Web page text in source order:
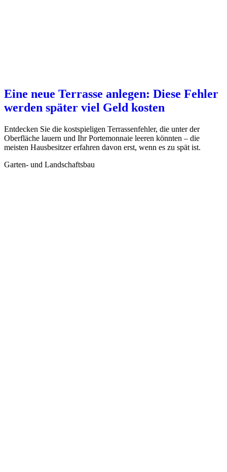
Eine neue Terrasse anlegen: Diese Fehler
werden später viel Geld kosten
Entdecken Sie die kostspieligen Terrassenfehler, die unter der
Oberfläche lauern und Ihr Portemonnaie leeren könnten – die
meisten Hausbesitzer erfahren davon erst, wenn es zu spät ist.
Garten- und Landschaftsbau